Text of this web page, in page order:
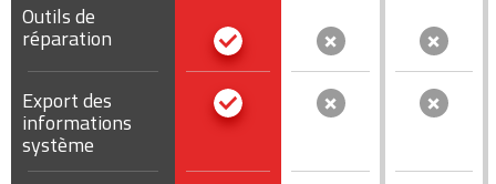
Outils de
réparation
Export des
informations
système